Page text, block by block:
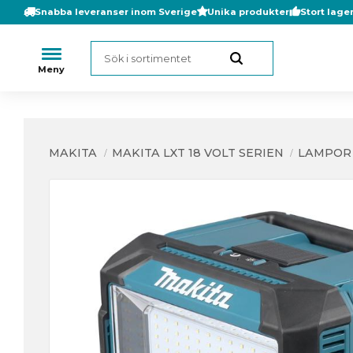
Snabba leveranser inom Sverige Unika produkter Stort lager
MAKITA MAKITA LXT 18 VOLT SERIEN LAMPOR